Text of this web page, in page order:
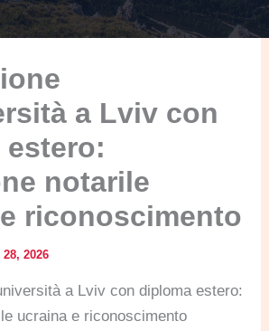
a Lviv con
notarile
riconoscimento
2026
a Lviv con diploma estero:
ucraina e riconoscimento